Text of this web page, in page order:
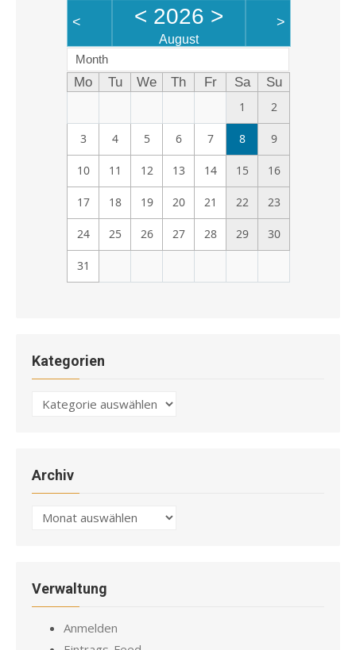
< < 2026 >
August
>
Month
Mo Tu We Th Fr Sa
Su
1
2
3 4 5 6 7 8 9
10 11 12 13 14 15 16
17 18 19 20 21 22 23
24 25 26 27 28 29 30
31
Kategorien
Kategorien
Archiv
Archiv
Verwaltung
Anmelden